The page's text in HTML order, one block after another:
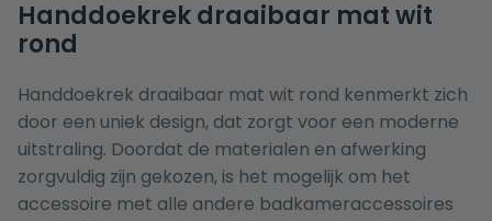
Handdoekrek draaibaar mat wit
rond
Handdoekrek draaibaar mat wit rond kenmerkt zich
door een uniek design, dat zorgt voor een moderne
uitstraling. Doordat de materialen en afwerking
zorgvuldig zijn gekozen, is het mogelijk om het
accessoire met alle andere badkameraccessoires